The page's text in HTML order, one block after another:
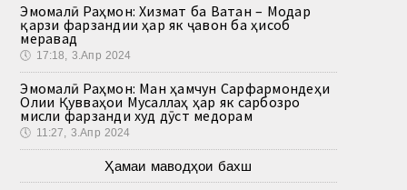
Эмомалӣ Раҳмон: Хизмат ба Ватан – Модар
қарзи фарзандии ҳар як ҷавон ба ҳисоб
меравад
🕔 17:18, 3.Апр 2024
Эмомалӣ Раҳмон: Ман ҳамчун Сарфармондеҳи
Олии Қувваҳои Мусаллаҳ ҳар як сарбозро
мисли фарзанди худ дӯст медорам
🕔 11:27, 3.Апр 2024
Ҳамаи маводҳои бахш